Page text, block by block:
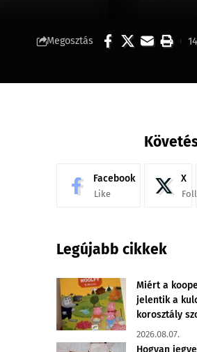
Megosztás
Facebook
Like
X
Legújabb cikkek
Miért a
jelentik a
korosztály
2026.08.07.